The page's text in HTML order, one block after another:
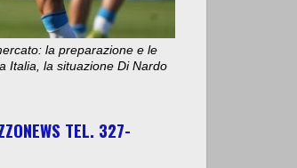
la preparazione e le
Italia, la situazione Di Nardo
TEL. 327-